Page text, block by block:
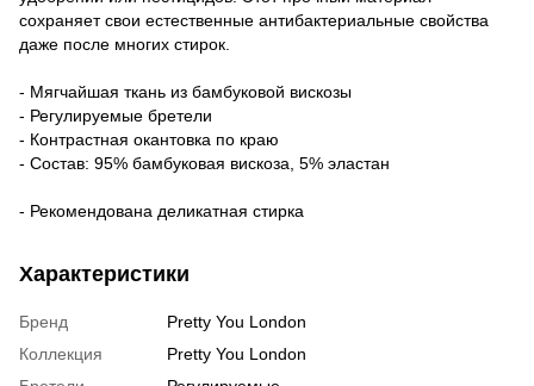
сохраняет свои естественные антибактериальные свойства
даже после многих стирок.
- Мягчайшая ткань из бамбуковой вискозы
- Регулируемые бретели
- Контрастная окантовка по краю
- Состав: 95% бамбуковая вискоза, 5% эластан
- Рекомендована деликатная стирка
Характеристики
Бренд
Pretty You London
Коллекция
Pretty You London